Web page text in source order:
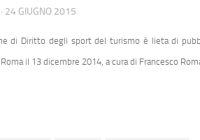
· 24 GIUGNO 2015
di Diritto degli sport del turismo è lieta di
il 13 dicembre 2014, a cura di Francesco